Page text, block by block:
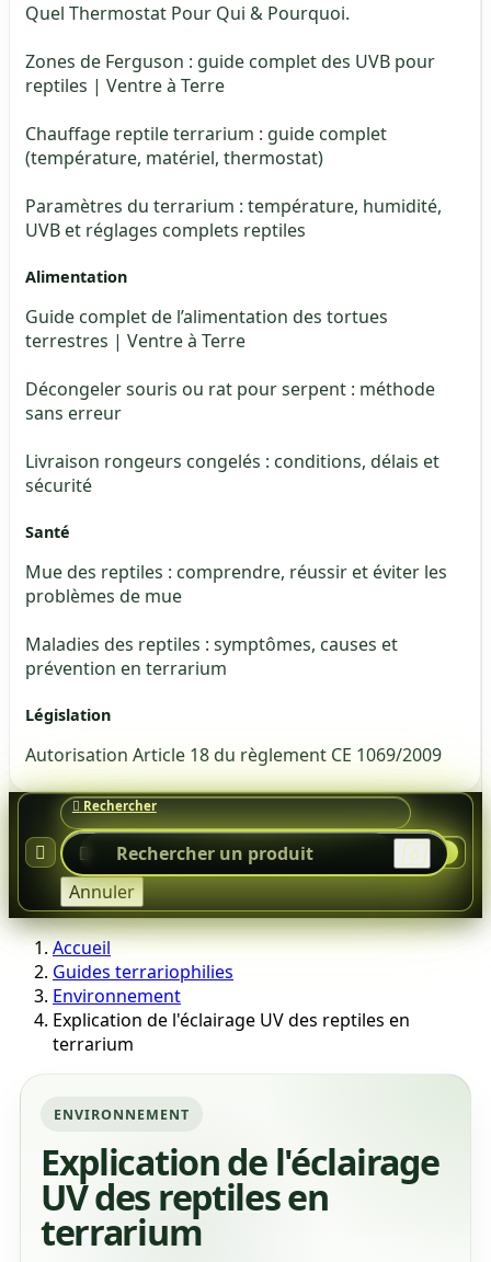
Quel Thermostat Pour Qui & Pourquoi.
Zones de Ferguson : guide complet des UVB pour
reptiles | Ventre à Terre
Chauffage reptile terrarium : guide complet
(température, matériel, thermostat)
Paramètres du terrarium : température, humidité,
UVB et réglages complets reptiles
Alimentation
Guide complet de l’alimentation des tortues
terrestres | Ventre à Terre
Décongeler souris ou rat pour serpent : méthode
sans erreur
Livraison rongeurs congelés : conditions, délais et
sécurité
Santé
Mue des reptiles : comprendre, réussir et éviter les
problèmes de mue
Maladies des reptiles : symptômes, causes et
prévention en terrarium
Législation
Autorisation Article 18 du règlement CE 1069/2009



Annuler

Accueil
Guides terrariophilies
Environnement
Explication de l'éclairage UV des reptiles en
terrarium
ENVIRONNEMENT
Explication de l'éclairage
UV des reptiles en
terrarium